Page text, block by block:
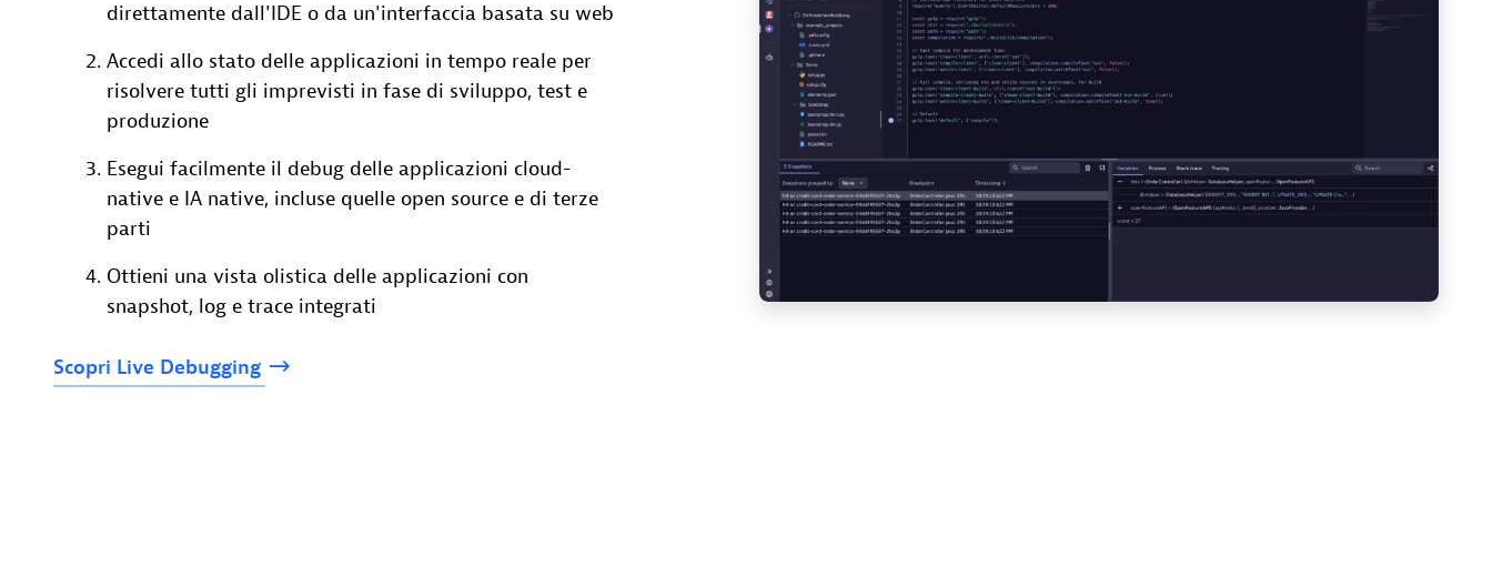
direttamente dall'IDE o da un'interfaccia basata su web
Accedi allo stato delle applicazioni in tempo reale per
risolvere tutti gli imprevisti in fase di sviluppo, test e
produzione
Esegui facilmente il debug delle applicazioni cloud-
native e IA native, incluse quelle open source e di terze
parti
Ottieni una vista olistica delle applicazioni con
snapshot, log e trace integrati
Scopri Live Debugging